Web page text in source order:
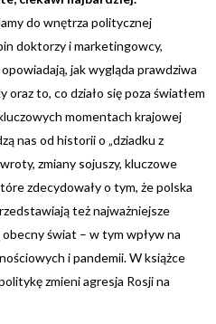
do wnętrza politycznej
doktorzy i marketingowcy,
jak wygląda prawdziwa
to, co działo się poza światłem
momentach krajowej
nas od historii o „dziadku z
zmiany sojuszy, kluczowe
zdecydowały o tym, że polska
też najważniejsze
świat – w tym wpływ na
i pandemii. W książce
zmieni agresja Rosji na